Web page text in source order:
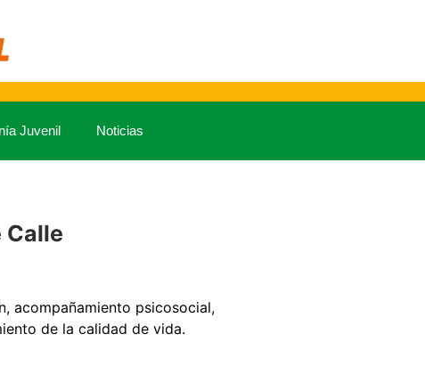
Juvenil Noticias
Calle
acompañamiento psicosocial,
de la calidad de vida.